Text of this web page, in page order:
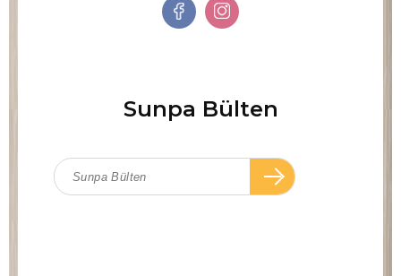
Sunpa Bülten